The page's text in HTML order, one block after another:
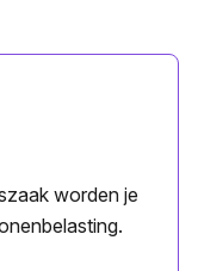
worden je